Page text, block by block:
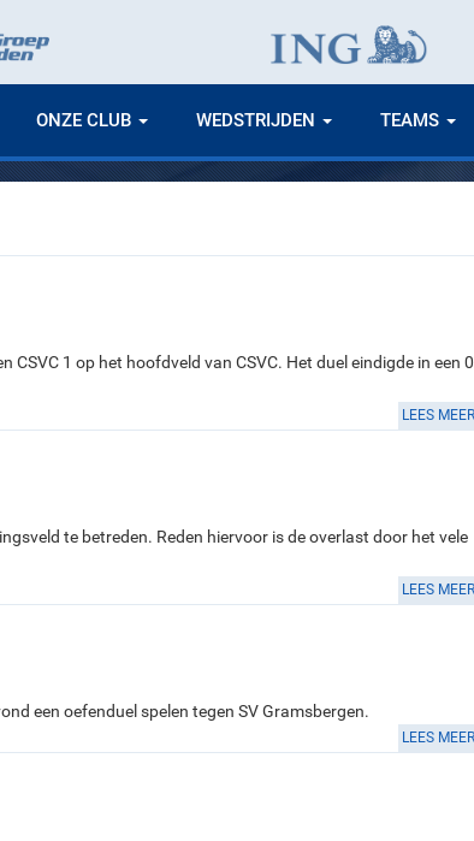
ONZE CLUB WEDSTRIJDEN TEAMS
1 op het hoofdveld van CSVC. Het duel eindigde in een
LEES MEER
te betreden. Reden hiervoor is de overlast door het vele
LEES MEER
een oefenduel spelen tegen SV Gramsbergen.
LEES MEER